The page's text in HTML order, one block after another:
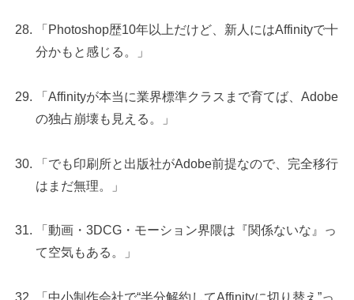
「Photoshop歴10年以上だけど、新人にはAffinityで十
分かもと感じる。」
「Affinityが本当に業界標準クラスまで育てば、Adobe
の独占崩壊も見える。」
「でも印刷所と出版社がAdobe前提なので、完全移行
はまだ無理。」
「動画・3DCG・モーション界隈は『関係ないな』っ
て空気もある。」